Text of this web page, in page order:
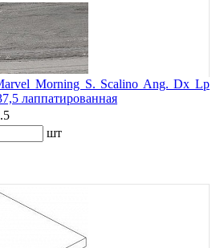
Morning S. Scalino Ang. Dx Lp
лаппатированная
шт